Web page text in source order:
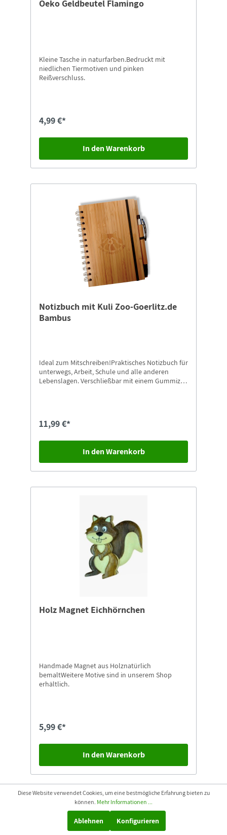
Oeko Geldbeutel Flamingo
Kleine Tasche in naturfarben.Bedruckt mit
niedlichen Tiermotiven und pinken
Reißverschluss.
4,99 €*
In den Warenkorb
Notizbuch mit Kuli Zoo-Goerlitz.de
Bambus
Ideal zum Mitschreiben!Praktisches Notizbuch für
unterwegs, Arbeit, Schule und alle anderen
Lebenslagen. Verschließbar mit einem Gummizug
11,99 €*
In den Warenkorb
Holz Magnet Eichhörnchen
Handmade Magnet aus Holznatürlich
bemaltWeitere Motive sind in unserem Shop
erhältlich.
5,99 €*
In den Warenkorb
Diese Website verwendet Cookies, um eine bestmögliche Erfahrung bieten zu
können. Mehr Informationen ...
Ablehnen Konfigurieren